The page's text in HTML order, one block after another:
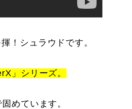
！シュラウドです。
」シリーズ。
めています。